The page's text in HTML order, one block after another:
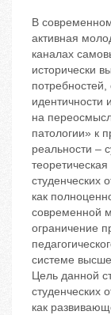
В
активная
каналах
исторически
идентичности
на
патологии» к
реальности –
студенческих
как
современной
ограничение
системе
Цель данной
студенческих
как